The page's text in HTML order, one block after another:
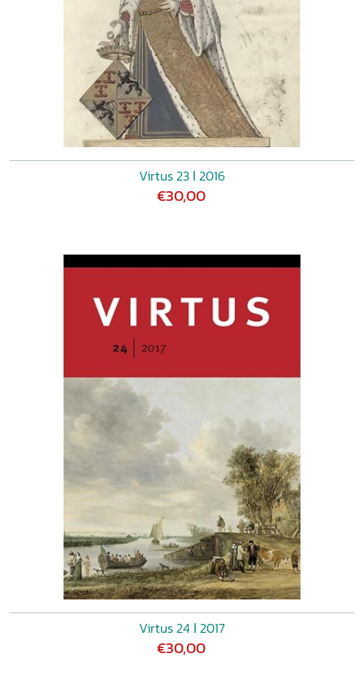
Virtus 23 ǀ 2016
€30,00
Virtus 24 ǀ 2017
€30,00